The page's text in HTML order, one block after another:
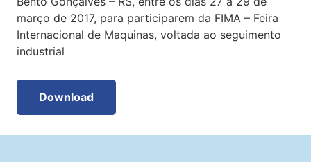
março de 2017, para participarem da FIMA – Feira
Internacional de Maquinas, voltada ao seguimento
industrial
Download